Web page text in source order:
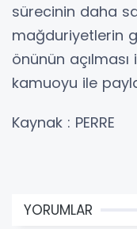
sürecinin daha
mağduriyetlerin
önünün
kamuoyu ile
Kaynak : PERRE
YORUMLAR